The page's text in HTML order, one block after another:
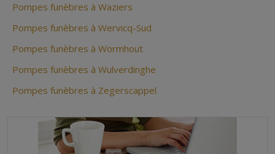
Pompes funèbres à Waziers
Pompes funèbres à Wervicq-Sud
Pompes funèbres à Wormhout
Pompes funèbres à Wulverdinghe
Pompes funèbres à Zegerscappel